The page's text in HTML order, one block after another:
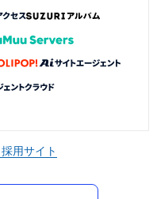
採用サイト